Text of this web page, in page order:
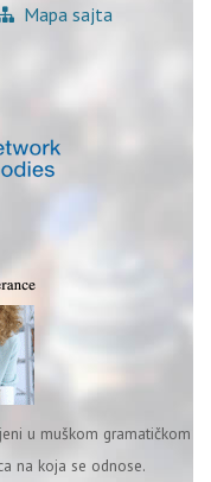
Mapa sajta
u muškom gramatičkom
na koja se odnose.